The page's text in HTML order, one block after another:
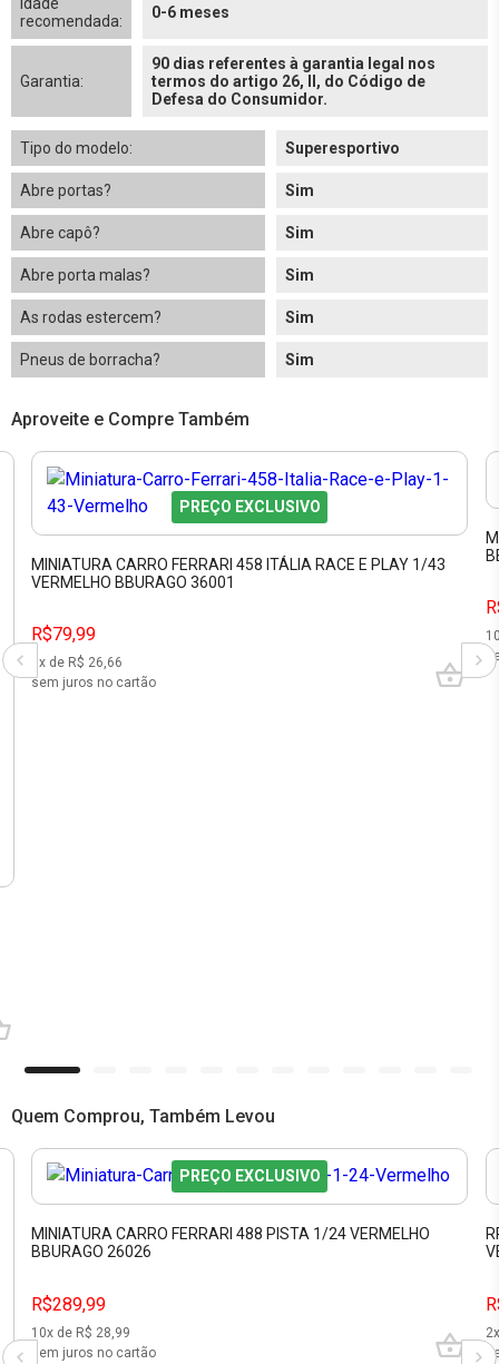
recomendada:
0-6 meses
Garantia:
90 dias referentes à garantia legal nos
termos do artigo 26, II, do Código de
Defesa do Consumidor.
Tipo do modelo: Superesportivo
Abre portas? Sim
Abre capô? Sim
Abre porta malas? Sim
As rodas estercem? Sim
Pneus de borracha? Sim
Aproveite e Compre Também
PREÇO EXCLUSIVO
MINIATURA CARRO FERRARI 458 ITÁLIA RACE E PLAY 1/43
VERMELHO BBURAGO 36001
R$79,99
3x de R$ 26,66
sem juros no cartão
Quem Comprou, Também Levou
PREÇO EXCLUSIVO
MINIATURA CARRO FERRARI 488 PISTA 1/24 VERMELHO
BBURAGO 26026
R$289,99
10x de R$ 28,99
sem juros no cartão
2